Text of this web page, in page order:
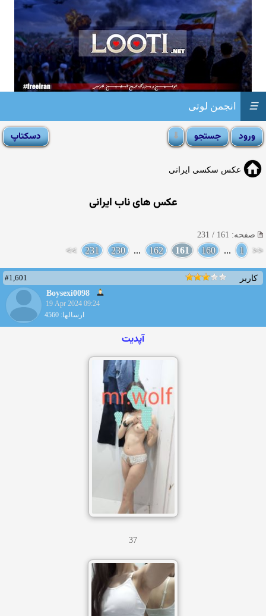
انجمن لوتی ☰
عکس سکسی ایرانی
عکس های ناب ایرانی
صفحه: 161 / 231
<<
1
...
160
161
162
...
230
231
>>
کاربر
#1,601
Boysexi0098
19 Apr 2024 09:24
ارسالها: 4560
آپدیت
37